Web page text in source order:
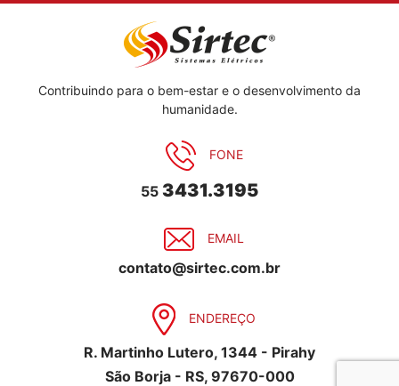
Contribuindo para o bem-estar e o desenvolvimento da
humanidade.
FONE
55 3431.3195
EMAIL
contato@sirtec.com.br
ENDEREÇO
R. Martinho Lutero, 1344 - Pirahy
São Borja - RS, 97670-000